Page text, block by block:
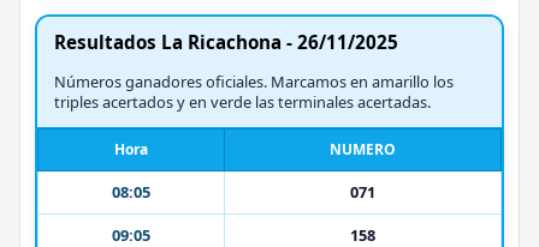
Resultados La Ricachona - 26/11/2025
Números ganadores oficiales. Marcamos en amarillo los
triples acertados y en verde las terminales acertadas.
Hora NUMERO
08:05
071
09:05
158